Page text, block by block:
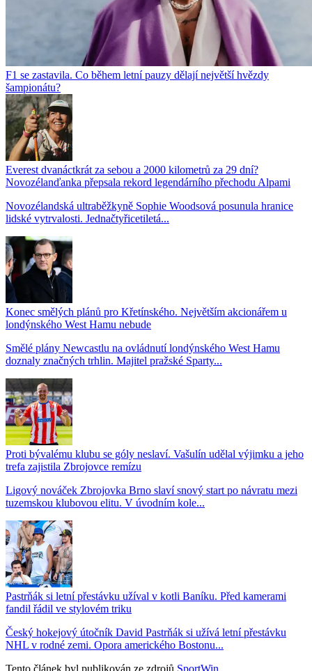
F1 se zastavila. Co během letní pauzy dělají největší hvězdy
šampionátu?
Everest dvanáctkrát za sebou a 2000 kilometrů za 29 dní?
Novozélanďanka přepsala rekord legendárního přechodu Alpami
Novozélandská ultraběžkyně Sophie Woodsová posunula hranice
lidské vytrvalosti. Jednačtyřicetiletá...
Konec smělých plánů pro Křetínského. Největším akcionářem u
londýnského West Hamu nebude
Smělé plány Newcastlu na ovládnutí londýnského West Hamu
doznaly značných trhlin. Majitel pražské Sparty...
Proti bývalému klubu se góly neslaví. Vašulín udělal výjimku a jeho
trefa zajistila Zbrojovce remízu
Ligový nováček Zbrojovka Brno slaví snový start po návratu mezi
tuzemskou klubovou elitu. V úvodním kole...
Pastrňák si letní přestávku užíval v kotli Baníku. Před kamerami
fandil řádil ve stylovém triku
Český hokejový útočník David Pastrňák si užívá letní přestávku
NHL v rodné zemi. Opora amerického Bostonu...